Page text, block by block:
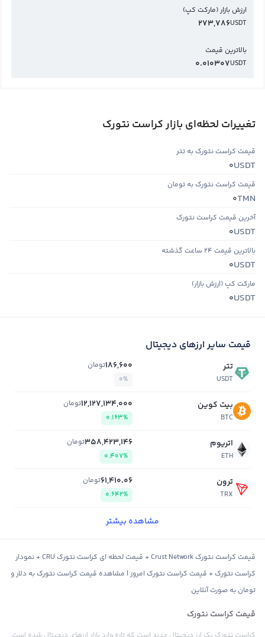
ارزش بازار (مارکت کپ)
USDT
273,786
بالاترین قیمت
USDT
0.010307
تغییرات لحظه‌ای بازار کراست نتورک
قیمت کراست نتورک به تتر
USDT
0
قیمت کراست نتورک به تومان
TMN
0
آخرین قیمت کراست نتورک
USDT
0
بالاترین قیمت ۲۴ ساعت گذشته
USDT
0
مارکت کپ (ارزش بازار)
USDT
0
قیمت سایر ارزهای دیجیتال
تتر
USDT
186,600تومان
0%
بیت کوین
BTC
12,127,134,000تومان
0.163%
اتریوم
ETH
358,423,146تومان
0.407%
ترون
TRX
61,410.06تومان
0.642%
مشاهده بیشتر
قیمت کراست نتورک Crust Network + قیمت لحظه ای کراست نتورک CRU + نمودار
کراست نتورک + قیمت کراست نتورک امروز | مشاهده قیمت کراست نتورک به دلار و
تومان به صورت آنلاین
قیمت کراست نتورک